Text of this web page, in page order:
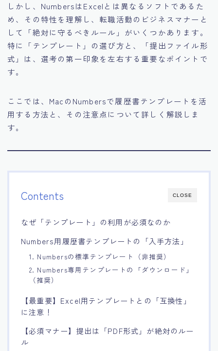
しかし、NumbersはExcelとは異なるソフトであるた
め、その特性を理解し、転職活動のビジネスマナーと
して「絶対に守るべきルール」がいくつかあります。
特に「テンプレート」の選び方と、「提出ファイル形
式」は、選考の第一印象を左右する重要なポイントで
す。
ここでは、MacのNumbersで履歴書テンプレートを活
用する方法と、その注意点について詳しく解説しま
す。
CLOSE
Contents
なぜ「テンプレート」の利用が必須なのか
Numbers用履歴書テンプレートの「入手方法」
1. Numbersの標準テンプレート（非推奨）
2. Numbers専用テンプレートの「ダウンロード」
（推奨）
【最重要】Excel用テンプレートとの「互換性」
に注意！
【必須マナー】提出は「PDF形式」が絶対のルー
ル